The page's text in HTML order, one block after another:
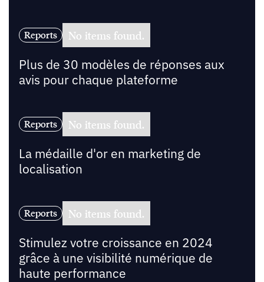
Reports No items found.
Plus de 30 modèles de réponses aux
avis pour chaque plateforme
Reports No items found.
La médaille d'or en marketing de
localisation
Reports No items found.
Stimulez votre croissance en 2024
grâce à une visibilité numérique de
haute performance